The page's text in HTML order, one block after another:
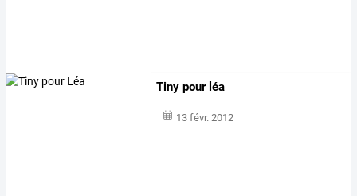
Tiny pour léa
13 févr. 2012